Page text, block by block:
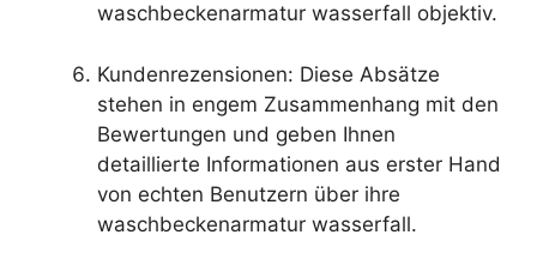
waschbeckenarmatur wasserfall objektiv.
Kundenrezensionen: Diese Absätze
stehen in engem Zusammenhang mit den
Bewertungen und geben Ihnen
detaillierte Informationen aus erster Hand
von echten Benutzern über ihre
waschbeckenarmatur wasserfall.